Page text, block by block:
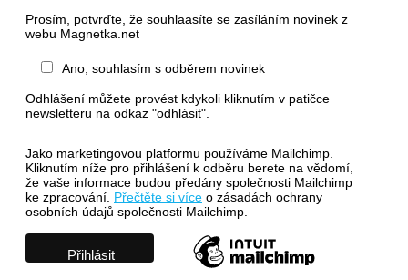
Prosím, potvrďte, že souhlaasíte se zasíláním novinek z
webu Magnetka.net
Ano, souhlasím s odběrem novinek
Odhlášení můžete provést kdykoli kliknutím v patičce
newsletteru na odkaz "odhlásit".
Jako marketingovou platformu používáme Mailchimp.
Kliknutím níže pro přihlášení k odběru berete na vědomí,
že vaše informace budou předány společnosti Mailchimp
ke zpracování. Přečtěte si více o zásadách ochrany
osobních údajů společnosti Mailchimp.